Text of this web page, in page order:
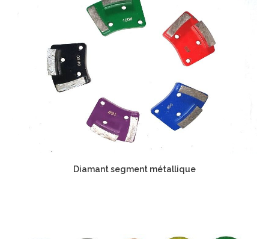
Diamant segment métallique